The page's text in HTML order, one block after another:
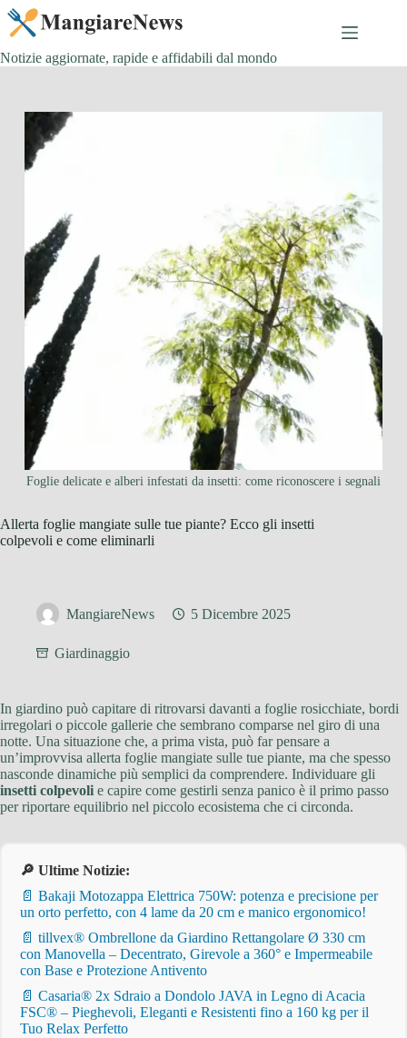
Salta
contenuto
Notizie aggiornate, rapide e affidabili dal mondo
Foglie delicate e alberi infestati da insetti: come riconoscere i segnali
Allerta foglie mangiate sulle tue piante? Ecco gli insetti
colpevoli e come eliminarli
MangiareNews 5 Dicembre 2025
Giardinaggio
In giardino può capitare di ritrovarsi davanti a foglie rosicchiate, bordi
irregolari o piccole gallerie che sembrano comparse nel giro di una
notte. Una situazione che, a prima vista, può far pensare a
un’improvvisa allerta foglie mangiate sulle tue piante, ma che spesso
nasconde dinamiche più semplici da comprendere. Individuare gli
insetti colpevoli e capire come gestirli senza panico è il primo passo
per riportare equilibrio nel piccolo ecosistema che ci circonda.
🔎 Ultime Notizie:
📄 Bakaji Motozappa Elettrica 750W: potenza e precisione per
un orto perfetto, con 4 lame da 20 cm e manico ergonomico!
📄 tillvex® Ombrellone da Giardino Rettangolare Ø 330 cm
con Manovella – Decentrato, Girevole a 360° e Impermeabile
con Base e Protezione Antivento
📄 Casaria® 2x Sdraio a Dondolo JAVA in Legno di Acacia
FSC® – Pieghevoli, Eleganti e Resistenti fino a 160 kg per il
Tuo Relax Perfetto